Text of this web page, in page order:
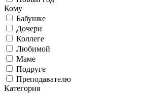
Кому
Бабушке
Дочери
Коллеге
Любимой
Маме
Подруге
Преподавателю
Категория